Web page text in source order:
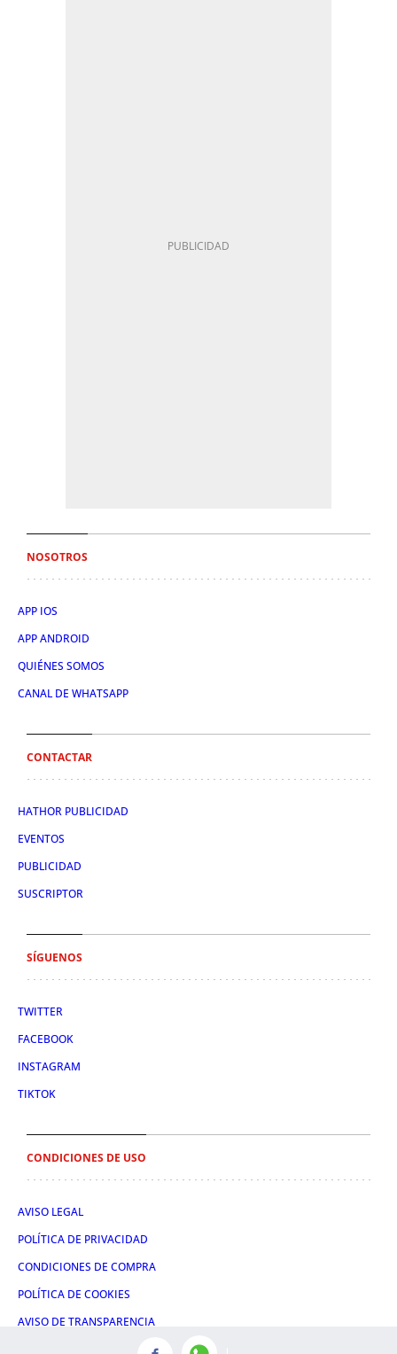
NOSOTROS
APP IOS
APP ANDROID
QUIÉNES SOMOS
CANAL DE WHATSAPP
CONTACTAR
HATHOR PUBLICIDAD
EVENTOS
PUBLICIDAD
SUSCRIPTOR
SÍGUENOS
TWITTER
FACEBOOK
INSTAGRAM
TIKTOK
CONDICIONES DE USO
AVISO LEGAL
POLÍTICA DE PRIVACIDAD
CONDICIONES DE COMPRA
POLÍTICA DE COOKIES
AVISO DE TRANSPARENCIA